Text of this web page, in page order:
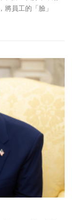
將員工的「臉」
少法律地雷。